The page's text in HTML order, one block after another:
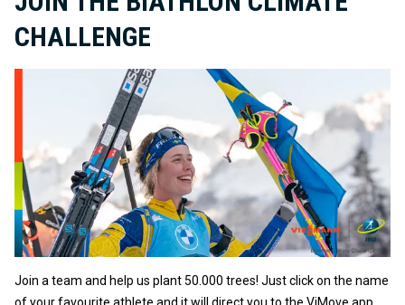
CHALLENGE
Join a team and help us plant 50.000 trees! Just click on the name
of your favourite athlete and it will direct you to the ViMove app